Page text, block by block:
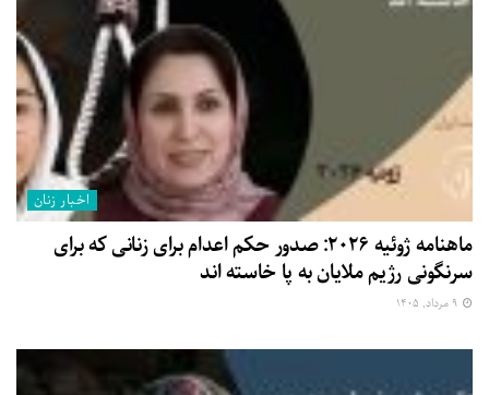
اخبار زنان
ماهنامه ژوئیه ۲۰۲۶: صدور حکم اعدام برای زنانی که برای
سرنگونی رژیم ملایان به پا خاسته اند